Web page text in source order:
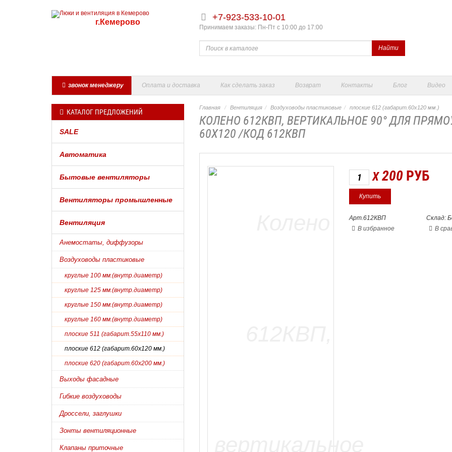
г.Кемерово +7-923-533-10-01
Принимаем заказы: Пн-Пт с 10:00 до 17:00
Найти
звонок менеджеру Оплата и доставка Как сделать заказ Возврат Контакты Блог Видео
КАТАЛОГ ПРЕДЛОЖЕНИЙ
SALE
Автоматика
Бытовые вентиляторы
Вентиляторы промышленные
Вентиляция
Анемостаты, диффузоры
Воздуховоды пластиковые
круглые 100 мм.(внутр.диаметр)
круглые 125 мм.(внутр.диаметр)
круглые 150 мм.(внутр.диаметр)
круглые 160 мм.(внутр.диаметр)
плоские 511 (габарит.55х110 мм.)
плоские 612 (габарит.60х120 мм.)
плоские 620 (габарит.60х200 мм.)
Выходы фасадные
Гибкие воздуховоды
Дроссели, заглушки
Зонты вентиляционные
Клапаны приточные
Главная Вентиляция Воздуховоды пластиковые плоские 612 (габарит.60х120 мм.)
КОЛЕНО 612КВП, ВЕРТИКАЛЬНОЕ 90° ДЛЯ
60Х120 /КОД 612КВП
X 200 РУБ
Арт.612КВП
Склад:
В избранное
В